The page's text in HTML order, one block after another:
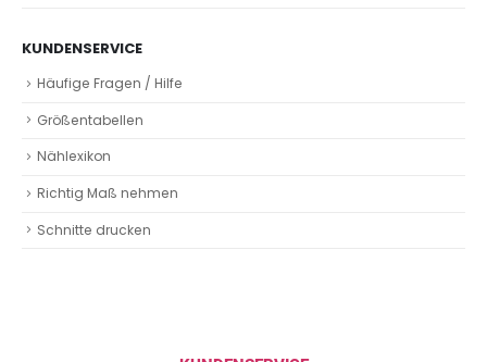
KUNDENSERVICE
Häufige Fragen / Hilfe
Größentabellen
Nählexikon
Richtig Maß nehmen
Schnitte drucken